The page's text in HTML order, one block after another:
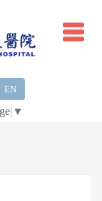
EN
▼